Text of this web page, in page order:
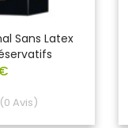
Sans Latex
(0 Avis)